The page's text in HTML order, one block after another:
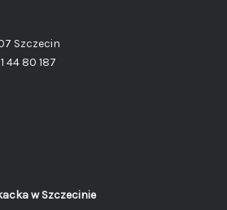
Szczecin
44 80 187
w Szczecinie